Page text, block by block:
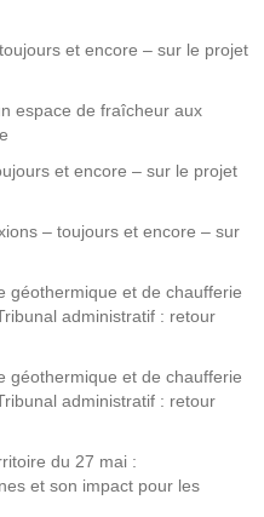
et encore – sur le projet
espace de fraîcheur aux
et encore – sur le projet
– toujours et encore – sur
géothermique et de chaufferie
administratif : retour
géothermique et de chaufferie
administratif : retour
du 27 mai :
et son impact pour les